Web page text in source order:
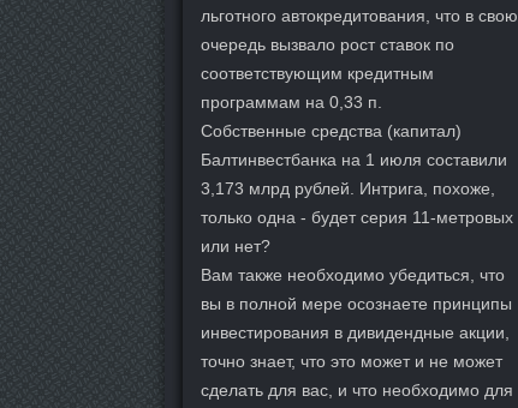
льготного автокредитования, что в свою
очередь вызвало рост ставок по
соответствующим кредитным
программам на 0,33 п.
Собственные средства (капитал)
Балтинвестбанка на 1 июля составили
3,173 млрд рублей. Интрига, похоже,
только одна - будет серия 11-метровых
или нет?
Вам также необходимо убедиться, что
вы в полной мере осознаете принципы
инвестирования в дивидендные акции,
точно знает, что это может и не может
сделать для вас, и что необходимо для